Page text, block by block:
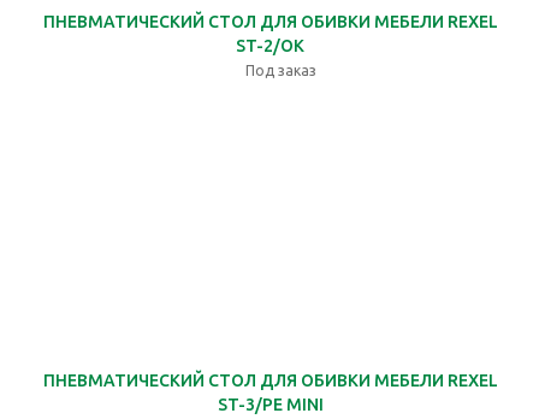
ПНЕВМАТИЧЕСКИЙ СТОЛ ДЛЯ ОБИВКИ МЕБЕЛИ REXEL
ST-2/OK
Под заказ
ПНЕВМАТИЧЕСКИЙ СТОЛ ДЛЯ ОБИВКИ МЕБЕЛИ REXEL
ST-3/PE MINI